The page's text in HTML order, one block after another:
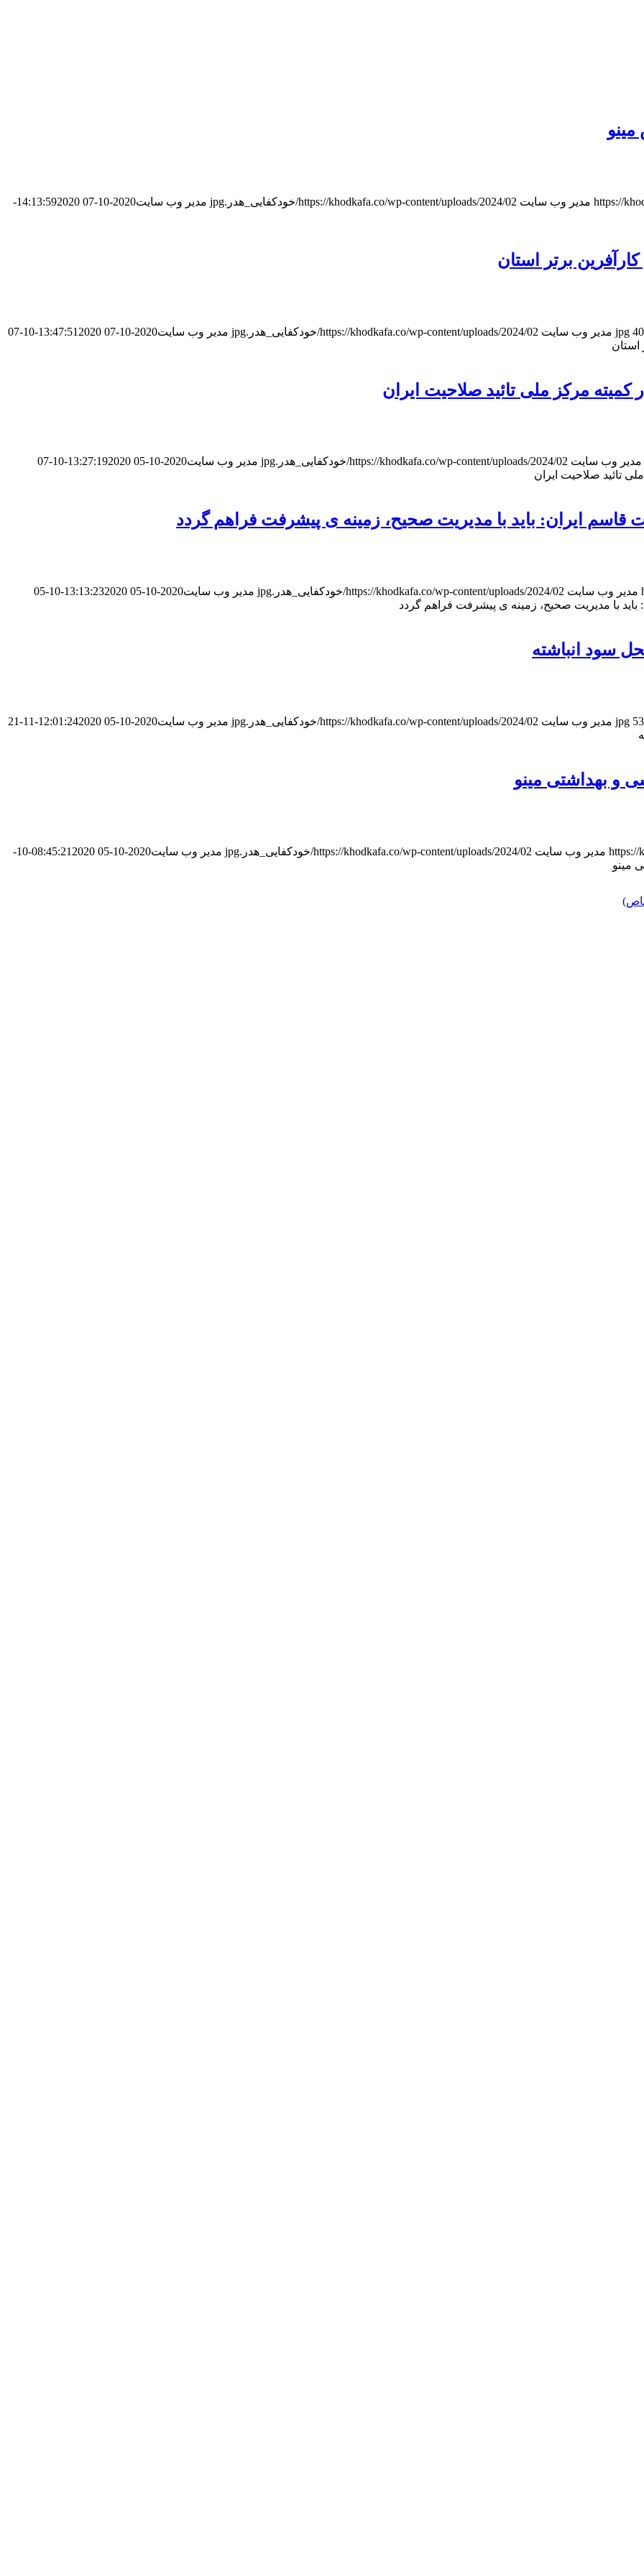
https:// مدیر وب سایت https://khodkafa.co/wp-content/uploads/2024/02/خودکفایی_هدر.jpg مدیر وب سایت2020-10-07 14:13:59
2020-
برتر استان
مدیر وب سایت https://khodkafa.co/wp-content/uploads/2024/02/خودکفایی_هدر.jpg مدیر وب سایت2020-10-07 13:47:51
2020-10-07
استان
مركز ملی تائيد صلاحيت ايران
مدیر وب سایت https://khodkafa.co/wp-content/uploads/2024/02/خودکفایی_هدر.jpg مدیر وب سایت2020-10-05 13:27:19
2020-10-07
تائيد صلاحيت ايران
ایران: باید با مدیریت صحیح، زمینه ی پیشرفت فراهم گردد
مدیر وب سایت https://khodkafa.co/wp-content/uploads/2024/02/خودکفایی_هدر.jpg مدیر وب سایت2020-10-05 13:13:23
2020-10-05
با مدیریت صحیح، زمینه ی پیشرفت فراهم گردد
مدیر وب سایت https://khodkafa.co/wp-content/uploads/2024/02/خودکفایی_هدر.jpg مدیر وب سایت2020-10-05 12:01:24
2020-11-21
و بهداشتی مینو
https:// مدیر وب سایت https://khodkafa.co/wp-content/uploads/2024/02/خودکفایی_هدر.jpg مدیر وب سایت2020-10-05 08:45:21
2020-10-
مینو